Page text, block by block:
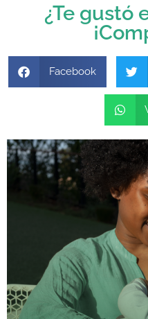
¿Te gustó
Facebook